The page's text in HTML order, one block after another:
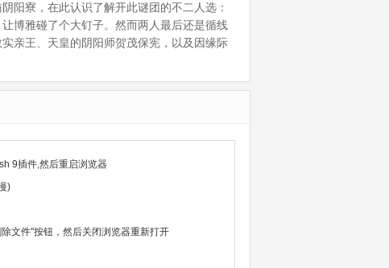
阳寮，在此认识了解开此谜团的不二人选：
博雅碰了个大钉子。然而两人最后还是循线
亲王、天皇的阴阳师贺茂保宪，以及因缘际
9插件,然后重启浏览器
)
文件"按钮，然后关闭浏览器重新打开